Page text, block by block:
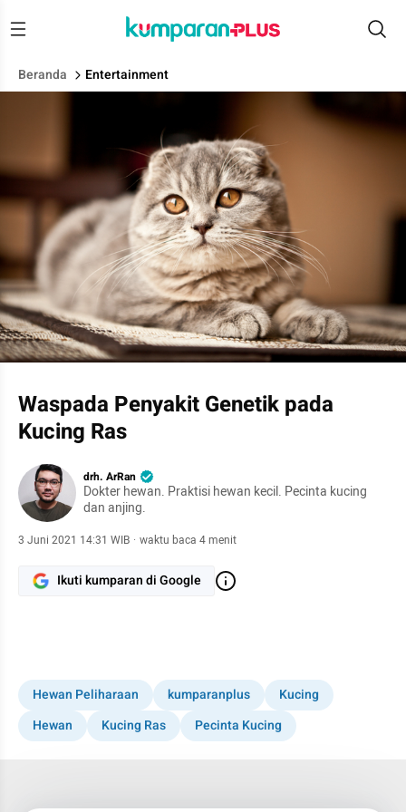
Beranda Entertainment
Waspada Penyakit Genetik pada
Kucing Ras
drh. ArRan
Dokter hewan. Praktisi hewan kecil. Pecinta kucing
dan anjing.
3 Juni 2021 14:31 WIB · waktu baca 4 menit
Ikuti kumparan di Google
Hewan Peliharaan kumparanplus
Kucing
Hewan
Kucing Ras Pecinta Kucing